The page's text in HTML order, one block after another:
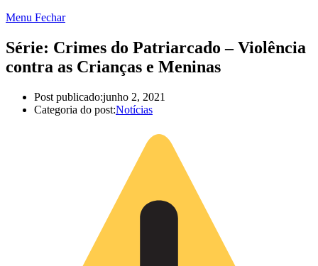
Menu Fechar
Série: Crimes do Patriarcado – Violência
contra as Crianças e Meninas
Post publicado:junho 2, 2021
Categoria do post:Notícias